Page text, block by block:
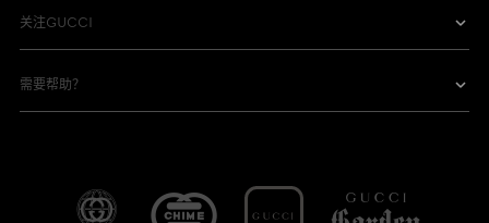
关注GUCCI
需要帮助？